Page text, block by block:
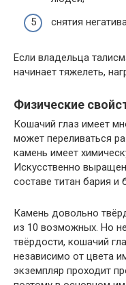
снятия
Если владельца
начинает тяжелеть,
Физические
Кошачий глаз имеет
может переливаться
камень имеет
Искусственно
составе титан бария и
Камень довольно
из 10 возможных. Но
твёрдости, кошачий
независимо от цвета
экземпляр проходит